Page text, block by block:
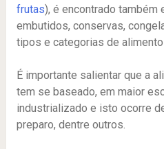
frutas), é encontrado também
embutidos, conservas,
tipos e categorias de
É importante salientar que a
tem se baseado, em maior
industrializado e isto ocorre
preparo, dentre outros.